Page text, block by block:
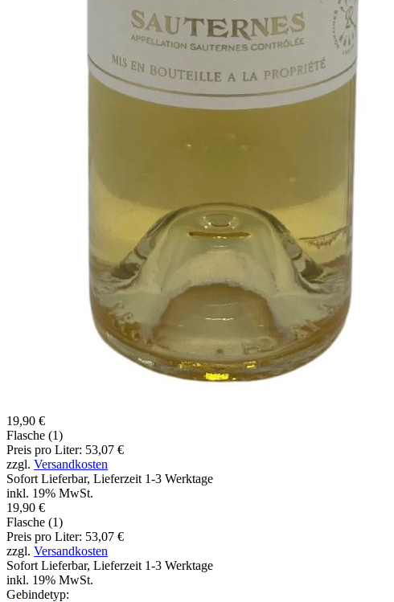
19,90 €
Flasche (1)
Preis pro Liter: 53,07 €
zzgl. Versandkosten
Sofort Lieferbar, Lieferzeit 1-3 Werktage
inkl. 19% MwSt.
19,90 €
Flasche (1)
Preis pro Liter: 53,07 €
zzgl. Versandkosten
Sofort Lieferbar, Lieferzeit 1-3 Werktage
inkl. 19% MwSt.
Gebindetyp: